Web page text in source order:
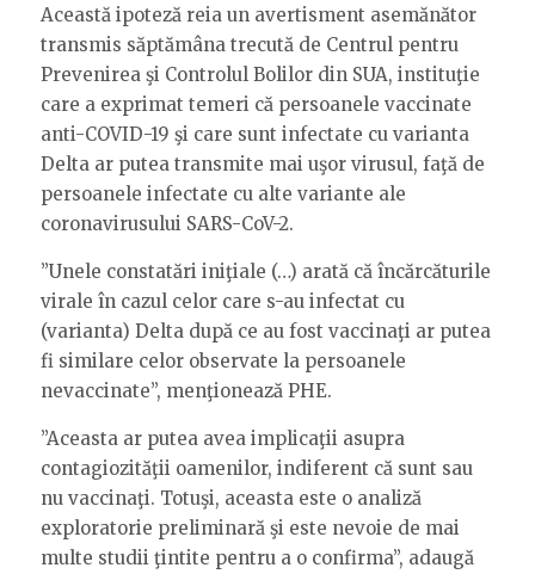
Această ipoteză reia un avertisment asemănător
transmis săptămâna trecută de Centrul pentru
Prevenirea şi Controlul Bolilor din SUA, instituţie
care a exprimat temeri că persoanele vaccinate
anti-COVID-19 şi care sunt infectate cu varianta
Delta ar putea transmite mai uşor virusul, faţă de
persoanele infectate cu alte variante ale
coronavirusului SARS-CoV-2.
”Unele constatări iniţiale (…) arată că încărcăturile
virale în cazul celor care s-au infectat cu
(varianta) Delta după ce au fost vaccinaţi ar putea
fi similare celor observate la persoanele
nevaccinate”, menţionează PHE.
”Aceasta ar putea avea implicaţii asupra
contagiozităţii oamenilor, indiferent că sunt sau
nu vaccinaţi. Totuşi, aceasta este o analiză
exploratorie preliminară şi este nevoie de mai
multe studii ţintite pentru a o confirma”, adaugă